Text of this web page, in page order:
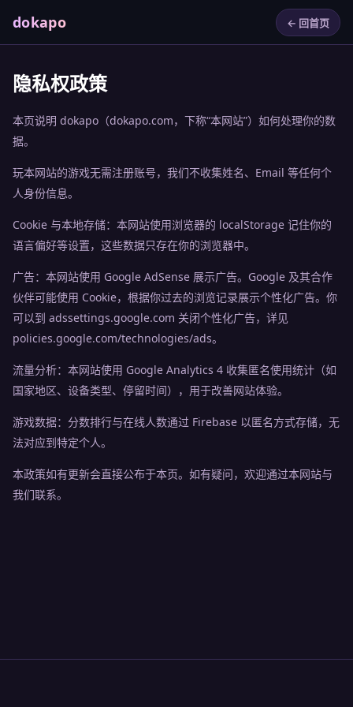
dokapo ← 回首页
隐私权政策
本页说明 dokapo（dokapo.com，下称“本网站”）如何处理你的数
据。
玩本网站的游戏无需注册账号，我们不收集姓名、Email 等任何个
人身份信息。
Cookie 与本地存储：本网站使用浏览器的 localStorage 记住你的
语言偏好等设置，这些数据只存在你的浏览器中。
广告：本网站使用 Google AdSense 展示广告。Google 及其合作
伙伴可能使用 Cookie，根据你过去的浏览记录展示个性化广告。你
可以到 adssettings.google.com 关闭个性化广告，详见
policies.google.com/technologies/ads。
流量分析：本网站使用 Google Analytics 4 收集匿名使用统计（如
国家地区、设备类型、停留时间），用于改善网站体验。
游戏数据：分数排行与在线人数通过 Firebase 以匿名方式存储，无
法对应到特定个人。
本政策如有更新会直接公布于本页。如有疑问，欢迎通过本网站与
我们联系。